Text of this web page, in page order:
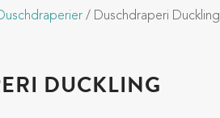
/ Duschdraperi Duckling
DUCKLING